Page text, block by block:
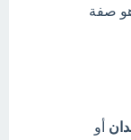
هو صفة
أو